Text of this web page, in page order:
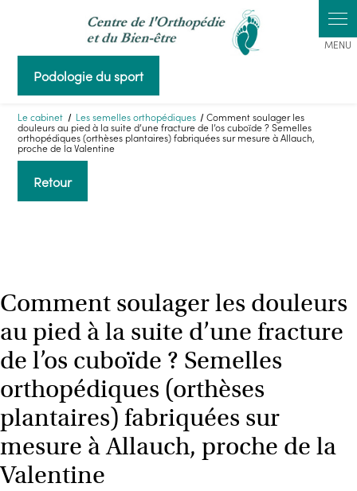
Podologie du sport
Le cabinet Les semelles orthopédiques Comment soulager les
douleurs au pied à la suite d’une fracture de l’os cuboïde ? Semelles
orthopédiques (orthèses plantaires) fabriquées sur mesure à Allauch,
proche de la Valentine
Retour
Comment soulager les douleurs
au pied à la suite d’une fracture
de l’os cuboïde ? Semelles
orthopédiques (orthèses
plantaires) fabriquées sur
mesure à Allauch, proche de la
Valentine